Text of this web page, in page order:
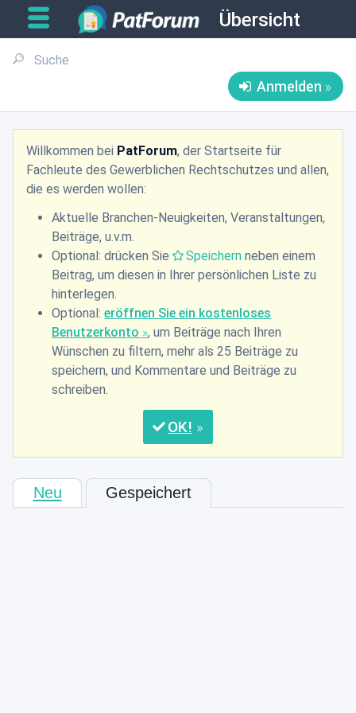
Übersicht
Anmelden
Willkommen bei PatForum, der Startseite für
Fachleute des Gewerblichen Rechtschutzes und allen,
die es werden wollen:
Aktuelle Branchen-Neuigkeiten, Veranstaltungen,
Beiträge, u.v.m.
Optional: drücken Sie
Speichern neben einem
Beitrag, um diesen in Ihrer persönlichen Liste zu
hinterlegen.
Optional:eröffnen Sie ein kostenloses
Benutzerkonto
, um Beiträge nach Ihren
Wünschen zu filtern, mehr als 25 Beiträge zu
speichern, und Kommentare und Beiträge zu
schreiben.
OK
Neu Gespeichert